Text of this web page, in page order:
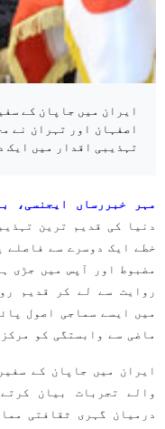
ایران میں جاپان کے
اصفہان اور تہران نے
تہذیبی اقدار میں ایک
مہر خبررساں ایجنسی،
دنیا کی قدیم ترین
خطے ایک دوسرے سے فاصلے
مضبوط اور آپس میں جڑی
روایت سے لے کر قدیم
میں ایسے سماجی اصول
ماضی سے وابستگی کو
ایران میں جاپان کے
والے تجربات بیان
درمیان گہری ثقافتی